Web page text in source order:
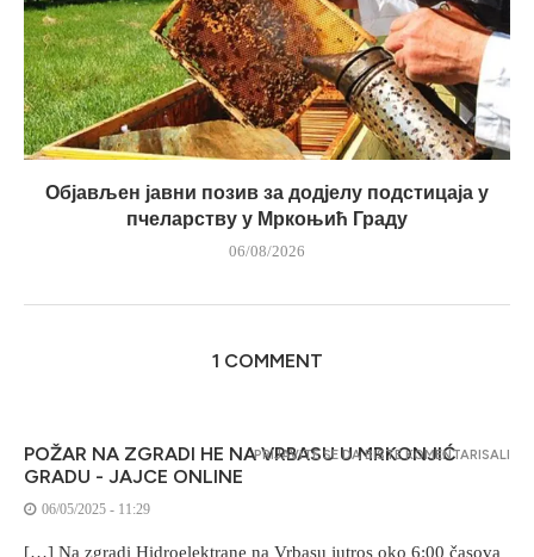
Објављен јавни позив за додјелу подстицаја у
пчеларству у Мркоњић Граду
06/08/2026
1 COMMENT
POŽAR NA ZGRADI HE NA VRBASU U MRKONJIĆ
GRADU - JAJCE ONLINE
06/05/2025 - 11:29
[…] Na zgradi Hidroelektrane na Vrbasu jutros oko 6:00 časova
PRIJAVITE SE DA BISTE KOMENTARISALI